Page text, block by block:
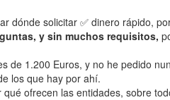
dónde solicitar ✅ dinero rápido,
y sin muchos requisitos,
de 1.200 Euros, y no he pedido
los que hay por ahí.
ofrecen las entidades, sobre